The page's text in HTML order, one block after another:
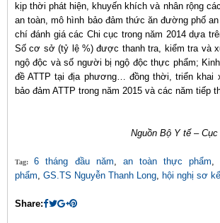
kịp thời phát hiện, khuyến khích và nhân rộng
an toàn, mô hình bảo đảm thức ăn đường phố
chí đánh giá các Chi cục trong năm 2014 dựa
Số cơ sở (tỷ lệ %) được thanh tra, kiểm tra và
ngộ độc và số người bị ngộ độc thực phẩm;
đề ATTP tại địa phương… đồng thời, triển khai
bảo đảm ATTP trong năm 2015 và các năm tiếp
Nguồn Bộ Y tế –
Tag:6 tháng đầu năm, an toàn thực phẩm,
phẩm, GS.TS Nguyễn Thanh Long, hội nghị sơ
Share: